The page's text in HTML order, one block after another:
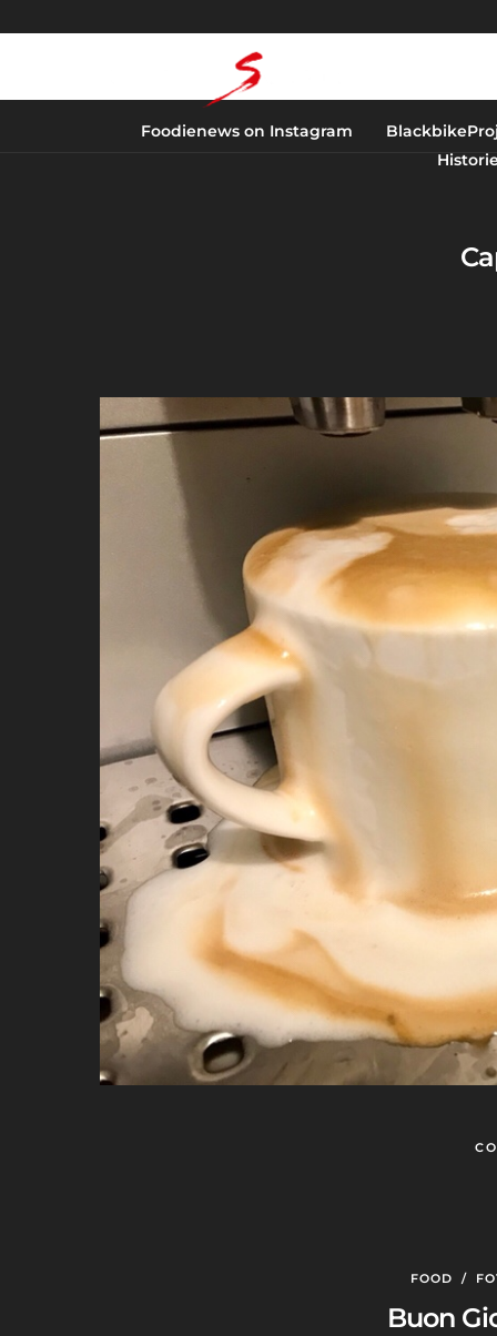
Foodienews on Instagram
FOOD /
Buon